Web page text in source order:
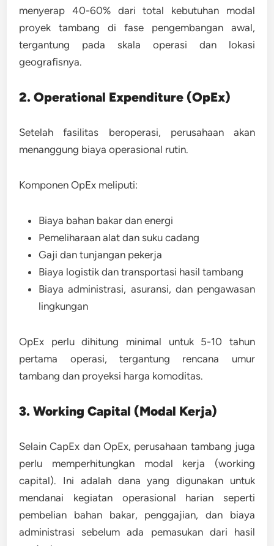
menyerap 40-60% dari total kebutuhan modal
proyek tambang di fase pengembangan awal,
tergantung pada skala operasi dan lokasi
geografisnya.
2. Operational Expenditure (OpEx)
Setelah fasilitas beroperasi, perusahaan akan
menanggung biaya operasional rutin.
Komponen OpEx meliputi:
Biaya bahan bakar dan energi
Pemeliharaan alat dan suku cadang
Gaji dan tunjangan pekerja
Biaya logistik dan transportasi hasil tambang
Biaya administrasi, asuransi, dan pengawasan
lingkungan
OpEx perlu dihitung minimal untuk 5-10 tahun
pertama operasi, tergantung rencana umur
tambang dan proyeksi harga komoditas.
3. Working Capital (Modal Kerja)
Selain CapEx dan OpEx, perusahaan tambang juga
perlu memperhitungkan modal kerja (working
capital). Ini adalah dana yang digunakan untuk
mendanai kegiatan operasional harian seperti
pembelian bahan bakar, penggajian, dan biaya
administrasi sebelum ada pemasukan dari hasil